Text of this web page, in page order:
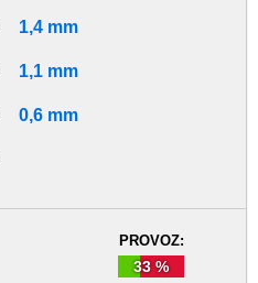
1,4 mm
1,1 mm
0,6 mm
PROVOZ:
33 %